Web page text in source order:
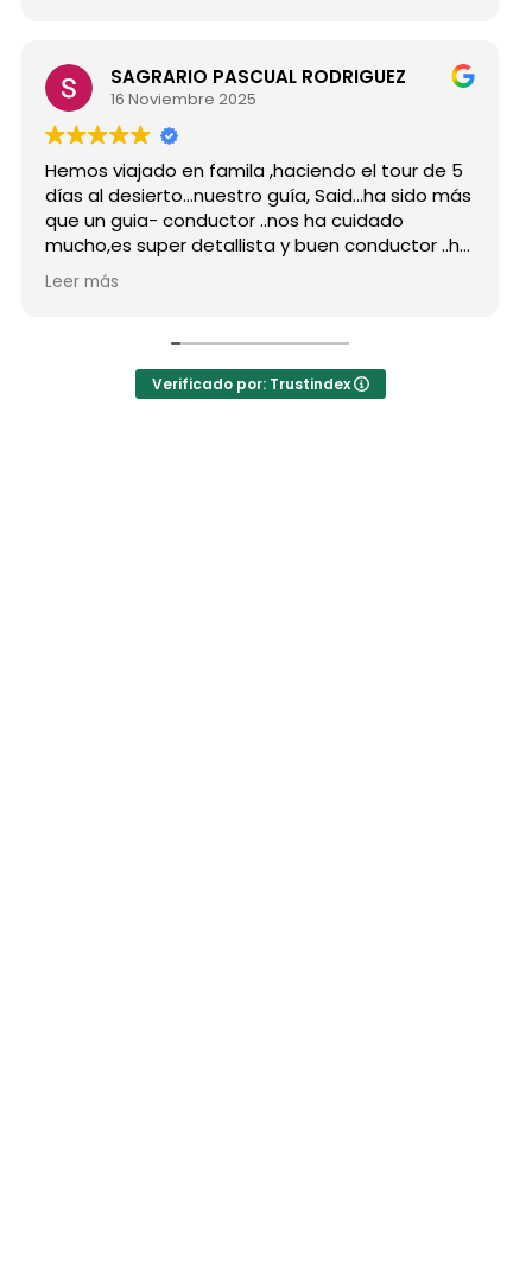
SAGRARIO PASCUAL RODRIGUEZ
16 Noviembre 2025
Hemos viajado en famila ,haciendo el tour de 5
días al desierto...nuestro guía, Said...ha sido más
que un guia- conductor ..nos ha cuidado
mucho,es super detallista y buen conductor ..ha
estado atento a todas nuestras peticiones y
nos ha enseñado muchos lugares
persona..Gracias Said.
En cuanto a la agencia,..súper agradecida a Mila
Leer más
Verificado por: Trustindex